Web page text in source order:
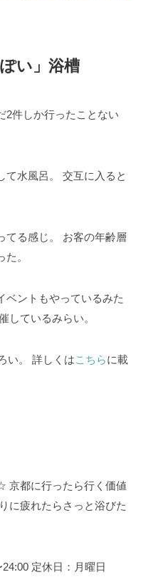
い」浴槽
2件しか行ったことない
水風呂。
交互に入ると
る感じ。
お客の年齢層
。
ベントもやっているみた
しているみらい。
い。 詳しくはこちらに載
京都に行ったら行く価値
に疲れたらさっと浴びた
定休日：月曜日